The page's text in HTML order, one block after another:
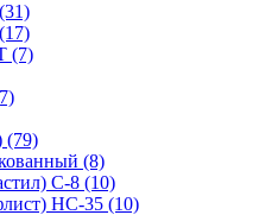
(7)
(79)
(8)
С-8 (10)
НС-35 (10)